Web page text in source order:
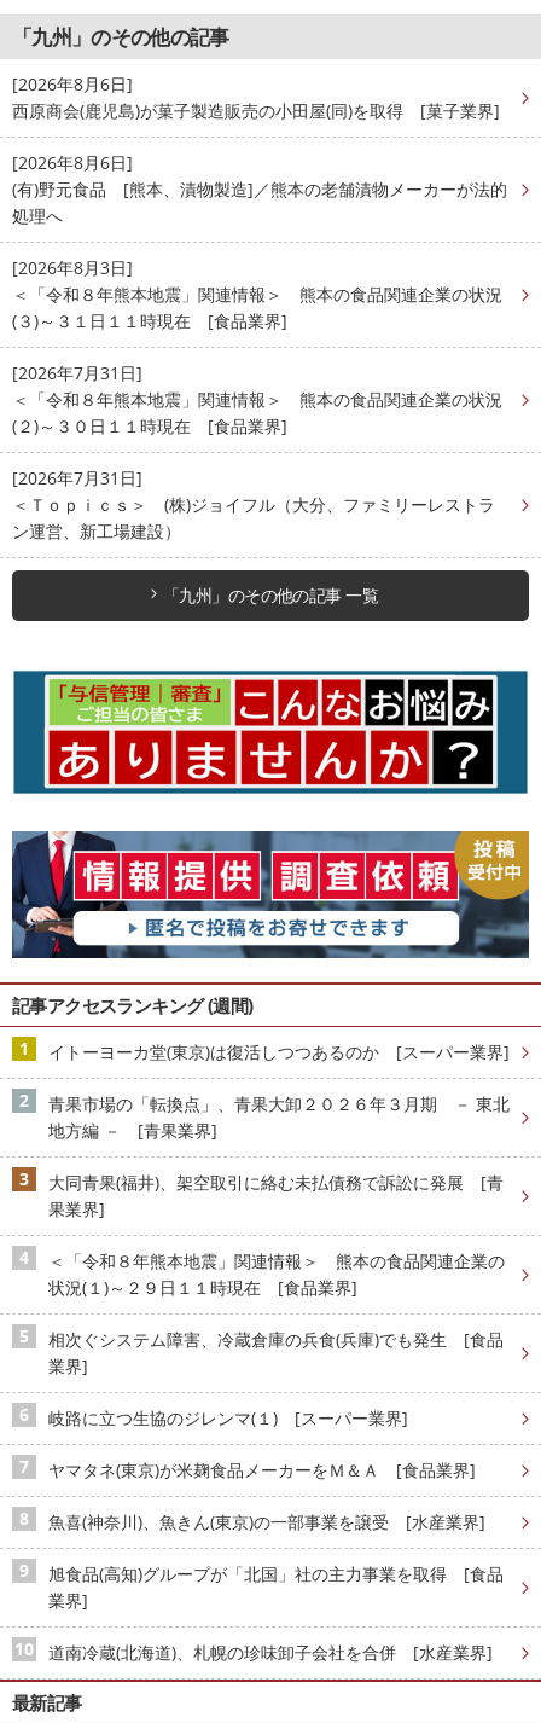
「九州」のその他の記事
[2026年8月6日]
西原商会(鹿児島)が菓子製造販売の小田屋(同)を取得 [菓子業界]
[2026年8月6日]
(有)野元食品 [熊本、漬物製造]／熊本の老舗漬物メーカーが法的
処理へ
[2026年8月3日]
＜「令和８年熊本地震」関連情報＞ 熊本の食品関連企業の状況
(３)～３１日１１時現在 [食品業界]
[2026年7月31日]
＜「令和８年熊本地震」関連情報＞ 熊本の食品関連企業の状況
(２)～３０日１１時現在 [食品業界]
[2026年7月31日]
＜Ｔｏｐｉｃｓ＞ (株)ジョイフル（大分、ファミリーレストラ
ン運営、新工場建設）
「九州」のその他の記事 一覧
記事アクセスランキング (週間)
イトーヨーカ堂(東京)は復活しつつあるのか [スーパー業界]
青果市場の「転換点」、青果大卸２０２６年３月期 － 東北
地方編 － [青果業界]
大同青果(福井)、架空取引に絡む未払債務で訴訟に発展 [青
果業界]
＜「令和８年熊本地震」関連情報＞ 熊本の食品関連企業の
状況(１)～２９日１１時現在 [食品業界]
相次ぐシステム障害、冷蔵倉庫の兵食(兵庫)でも発生 [食品
業界]
岐路に立つ生協のジレンマ(１) [スーパー業界]
ヤマタネ(東京)が米麹食品メーカーをＭ＆Ａ [食品業界]
魚喜(神奈川)、魚きん(東京)の一部事業を譲受 [水産業界]
旭食品(高知)グループが「北国」社の主力事業を取得 [食品
業界]
道南冷蔵(北海道)、札幌の珍味卸子会社を合併 [水産業界]
最新記事